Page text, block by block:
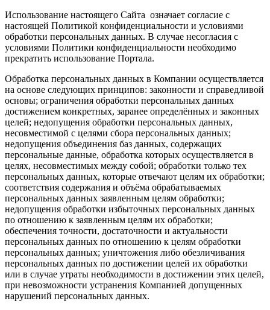
Использование настоящего Сайта означает согласие с
настоящей Политикой конфиденциальности и условиями
обработки персональных данных. В случае несогласия с
условиями Политики конфиденциальности необходимо
прекратить использование Портала.
Обработка персональных данных в Компании осуществляется
на основе следующих принципов: законности и справедливой
основы; ограничения обработки персональных данных
достижением конкретных, заранее определённых и законных
целей; недопущения обработки персональных данных,
несовместимой с целями сбора персональных данных;
недопущения объединения баз данных, содержащих
персональные данные, обработка которых осуществляется в
целях, несовместимых между собой; обработки только тех
персональных данных, которые отвечают целям их обработки;
соответствия содержания и объёма обрабатываемых
персональных данных заявленным целям обработки;
недопущения обработки избыточных персональных данных
по отношению к заявленным целям их обработки;
обеспечения точности, достаточности и актуальности
персональных данных по отношению к целям обработки
персональных данных; уничтожения либо обезличивания
персональных данных по достижении целей их обработки
или в случае утраты необходимости в достижении этих целей,
при невозможности устранения Компанией допущенных
нарушений персональных данных.